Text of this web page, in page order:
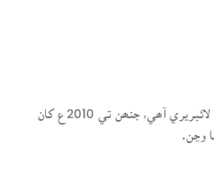
سنڌسلامت ڪتاب گهر ھڪ آن لائين لائبريري آھي، جنھن تي 2010ع کان
وڃن.